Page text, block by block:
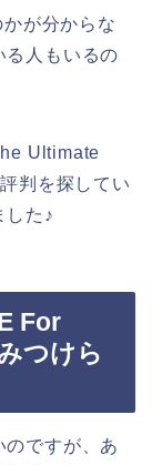
が分からな
る人もいるの
Ultimate
判を探してい
した♪
For
つけら
のですが、あ